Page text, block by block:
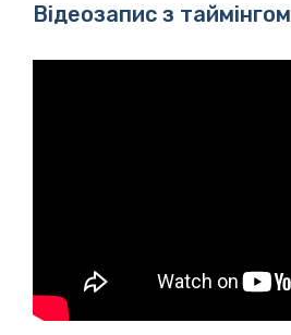
Відеозапис з таймінгом